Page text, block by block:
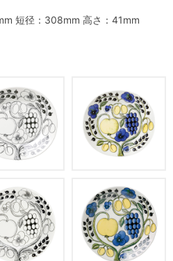
短径：308mm 高さ：41mm